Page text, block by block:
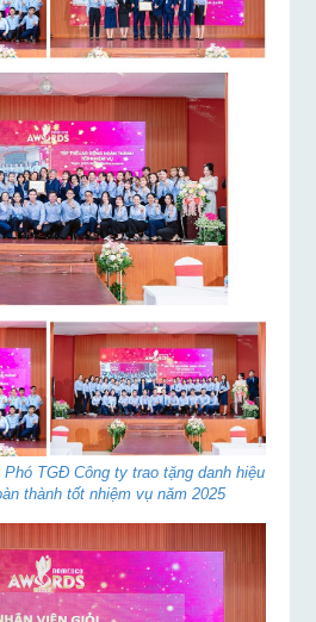
TGĐ Công ty trao tặng danh hiệu
thành tốt nhiệm vụ năm 2025